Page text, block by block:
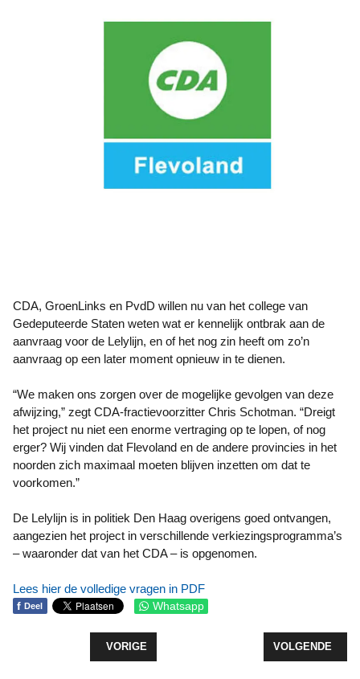
CDA, GroenLinks en PvdD willen nu van het college van
Gedeputeerde Staten weten wat er kennelijk ontbrak aan de
aanvraag voor de Lelylijn, en of het nog zin heeft om zo’n
aanvraag op een later moment opnieuw in te dienen.
“We maken ons zorgen over de mogelijke gevolgen van deze
afwijzing,” zegt CDA-fractievoorzitter Chris Schotman. “Dreigt
het project nu niet een enorme vertraging op te lopen, of nog
erger? Wij vinden dat Flevoland en de andere provincies in het
noorden zich maximaal moeten blijven inzetten om dat te
voorkomen.”
De Lelylijn is in politiek Den Haag overigens goed ontvangen,
aangezien het project in verschillende verkiezingsprogramma’s
– waaronder dat van het CDA – is opgenomen.
Lees hier de volledige vragen in PDF
f Deel Whatsapp
VORIG ARTIKEL: VACCINATIES VOOR PUBLIEK
VORIGE VOLGENDE
VOLGENDE